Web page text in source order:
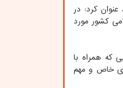
کرد: در
کشور مورد
که همراه با
خاص و مهم